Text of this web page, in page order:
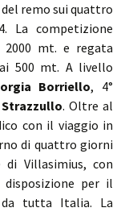
remo sui quattro
La competizione
2000 mt. e regata
500 mt. A livello
Borriello, 4°
. Oltre al
con il viaggio in
di quattro giorni
Villasimius, con
per il
da tutta Italia. La